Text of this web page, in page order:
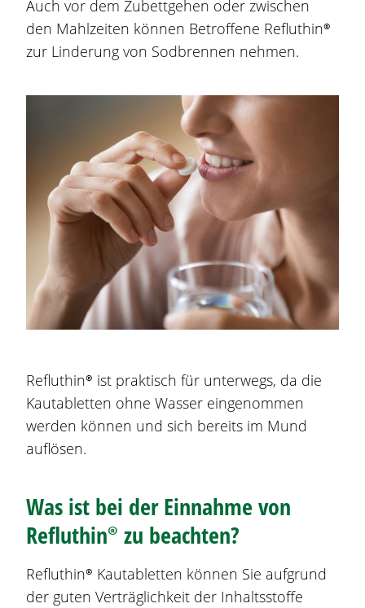
Auch vor dem Zubettgehen oder zwischen
den Mahlzeiten können Betroffene Refluthin®
zur Linderung von Sodbrennen nehmen.
Refluthin® ist praktisch für unterwegs, da die
Kautabletten ohne Wasser eingenommen
werden können und sich bereits im Mund
auflösen.
Was ist bei der Einnahme von
Refluthin® zu beachten?
Refluthin® Kautabletten können Sie aufgrund
der guten Verträglichkeit der Inhaltsstoffe